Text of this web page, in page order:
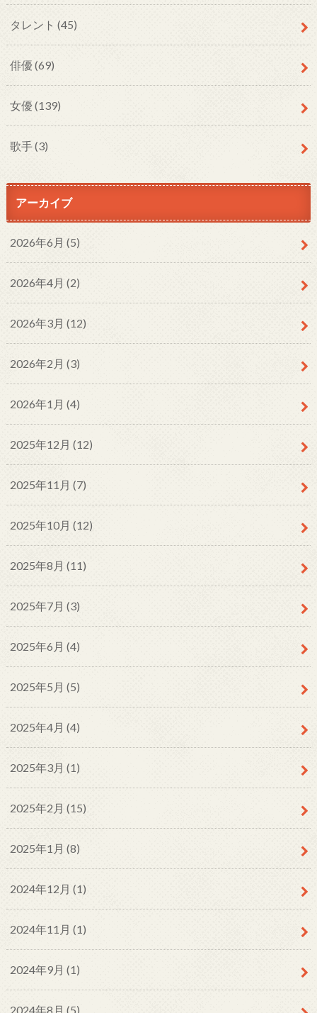
タレント (45)
俳優 (69)
女優 (139)
歌手(3)
アーカイブ
2026年6月 (5)
2026年4月 (2)
2026年3月 (12)
2026年2月 (3)
2026年1月 (4)
2025年12月 (12)
2025年11月 (7)
2025年10月 (12)
2025年8月 (11)
2025年7月 (3)
2025年6月 (4)
2025年5月 (5)
2025年4月 (4)
2025年3月 (1)
2025年2月 (15)
2025年1月 (8)
2024年12月 (1)
2024年11月 (1)
2024年9月 (1)
2024年8月 (5)